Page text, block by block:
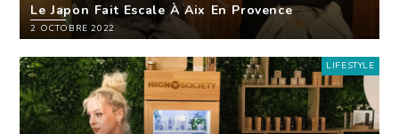
Le Japon Fait Escale À Aix En Provence
2 OCTOBRE 2022
LIFESTYLE